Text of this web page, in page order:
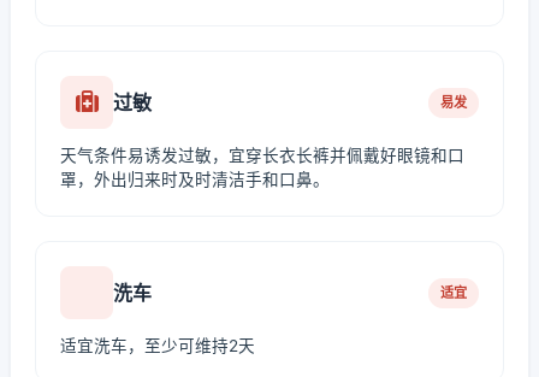
过敏 易发
天气条件易诱发过敏，宜穿长衣长裤并佩戴好眼镜和口
罩，外出归来时及时清洁手和口鼻。
洗车 适宜
适宜洗车，至少可维持2天